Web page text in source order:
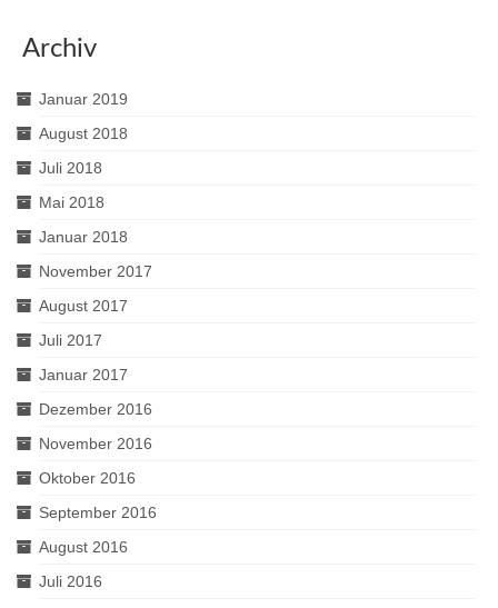
Archiv
Januar 2019
August 2018
Juli 2018
Mai 2018
Januar 2018
November 2017
August 2017
Juli 2017
Januar 2017
Dezember 2016
November 2016
Oktober 2016
September 2016
August 2016
Juli 2016